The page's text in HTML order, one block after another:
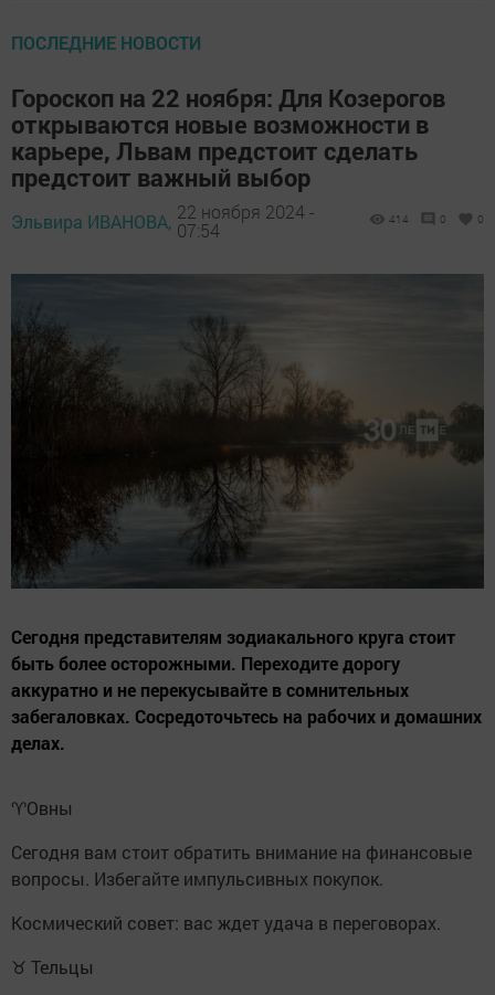
ПОСЛЕДНИЕ НОВОСТИ
Гороскоп на 22 ноября: Для Козерогов
открываются новые возможности в
карьере, Львам предстоит сделать
предстоит важный выбор
Эльвира ИВАНОВА, 22 ноября 2024 -
07:54
414 0 0
Сегодня представителям зодиакального круга стоит
быть более осторожными. Переходите дорогу
аккуратно и не перекусывайте в сомнительных
забегаловках. Сосредоточьтесь на рабочих и домашних
делах.
♈️Овны
Сегодня вам стоит обратить внимание на финансовые
вопросы. Избегайте импульсивных покупок.
Космический совет: вас ждет удача в переговорах.
♉ Тельцы